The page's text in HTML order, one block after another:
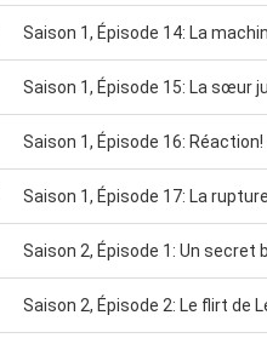
Saison 1, Épisode 14: La
Saison 1, Épisode 15: La sœur
Saison 1, Épisode 16: Réaction!
Saison 1, Épisode 17: La
Saison 2, Épisode 1: Un secret
Saison 2, Épisode 2: Le flirt de